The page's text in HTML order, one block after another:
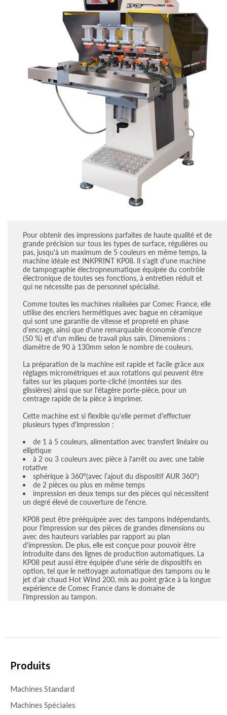
Pour obtenir des impressions parfaites de haute qualité et de
grande précision sur tous les types de surface, régulières ou
pas, jusqu'à un maximum de 5 couleurs en même temps, la
machine idéale est INKPRINT KP08. Il s'agit d'une machine
de tampographie électropneumatique équipée du contrôle
électronique de toutes ses fonctions, à entretien réduit et
qui ne nécessite pas de personnel spécialisé.
Comme toutes les machines réalisées par Comec France, elle
utilise des encriers hermétiques avec bague en céramique
qui sont une garantie de vitesse et propreté en phase
d'encrage, ainsi que d'une remarquable économie d'encre
(50 %) et d'un milieu de travail plus sain. Dimensions :
diamètre de 90 à 130mm selon le nombre de couleurs.
La préparation de la machine est rapide et facile grâce aux
réglages micrométriques et aux rotations qui peuvent être
faites sur les plaques porte-cliché (montées sur des
glissières) ainsi que sur l'étagère porte-pièce, pour un
centrage rapide de la pièce à imprimer.
Cette machine est si flexible qu'elle permet d'effectuer
plusieurs types d'impression :
de 1 à 5 couleurs, alimentation avec transfert linéaire ou
elliptique
à 2 ou 3 couleurs avec pièce à l'arrêt ou avec une table
rotative
sphérique à 360°(avec l’ajout du dispositif AUR 360°)
de 2 pièces ou plus en même temps
impression en deux temps sur des pièces qui nécessitent
un degré élevé de couverture de l'encre.
KP08 peut être prééquipée avec des tampons indépendants,
pour l'impression sur des pièces de grandes dimensions ou
avec des hauteurs variables par rapport au plan
d'impression. De plus, elle est conçue pour pouvoir être
introduite dans des lignes de production automatiques. La
KP08 peut aussi être équipée d'une série de dispositifs en
option, tel que le nettoyage automatique des tampons ou le
jet d'air chaud Hot Wind 200, mis au point grâce à la longue
expérience de Comec France dans le domaine de
l'impression au tampon.
Produits
Machines Standard
Machines Spéciales